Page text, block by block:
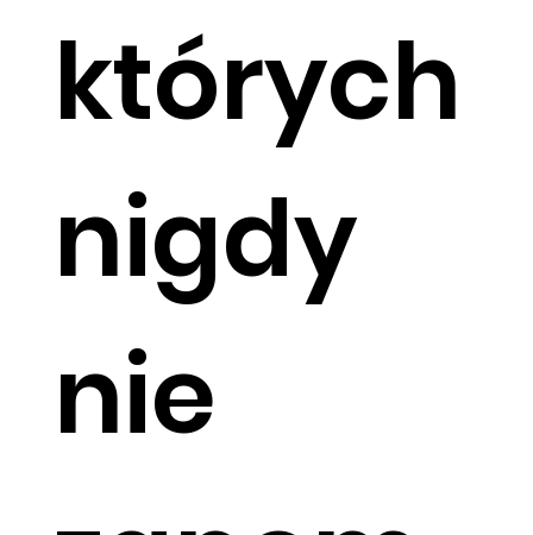
których
nigdy
nie